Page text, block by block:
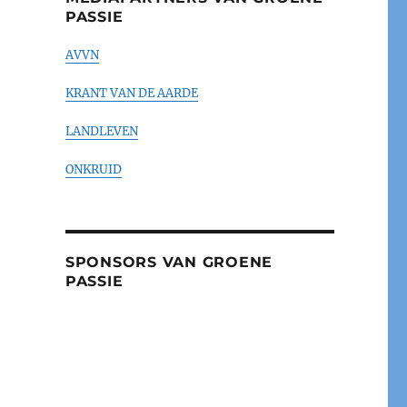
PASSIE
AVVN
KRANT VAN DE AARDE
LANDLEVEN
ONKRUID
SPONSORS VAN GROENE
PASSIE